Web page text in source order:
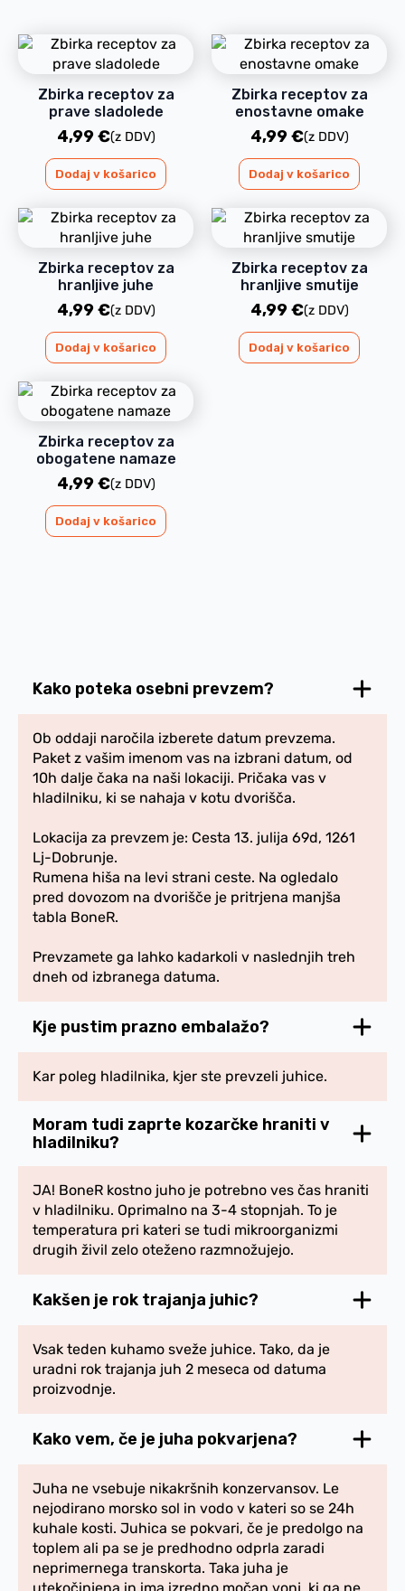
Zbirka receptov za
prave sladolede
4,99€(z DDV)
Dodaj v košarico
Zbirka receptov za
enostavne omake
4,99€(z DDV)
Dodaj v košarico
Zbirka receptov za
hranljive juhe
4,99€(z DDV)
Dodaj v košarico
Zbirka receptov za
hranljive smutije
4,99€(z DDV)
Dodaj v košarico
Zbirka receptov za
obogatene namaze
4,99€(z DDV)
Dodaj v košarico
Kako poteka osebni prevzem?
Ob oddaji naročila izberete datum prevzema.
Paket z vašim imenom vas na izbrani datum, od
10h dalje čaka na naši lokaciji. Pričaka vas v
hladilniku, ki se nahaja v kotu dvorišča.
Lokacija za prevzem je: Cesta 13. julija 69d, 1261
Lj-Dobrunje.
Rumena hiša na levi strani ceste. Na ogledalo
pred dovozom na dvorišče je pritrjena manjša
tabla BoneR.
Prevzamete ga lahko kadarkoli v naslednjih treh
dneh od izbranega datuma.
Kje pustim prazno embalažo?
Kar poleg hladilnika, kjer ste prevzeli juhice.
Moram tudi zaprte kozarčke hraniti v
hladilniku?
JA! BoneR kostno juho je potrebno ves čas hraniti
v hladilniku. Oprimalno na 3-4 stopnjah. To je
temperatura pri kateri se tudi mikroorganizmi
drugih živil zelo oteženo razmnožujejo.
Kakšen je rok trajanja juhic?
Vsak teden kuhamo sveže juhice. Tako, da je
uradni rok trajanja juh 2 meseca od datuma
proizvodnje.
Kako vem, če je juha pokvarjena?
Juha ne vsebuje nikakršnih konzervansov. Le
nejodirano morsko sol in vodo v kateri so se 24h
kuhale kosti. Juhica se pokvari, če je predolgo na
toplem ali pa se je predhodno odprla zaradi
neprimernega transkorta. Taka juha je
utekočinjena in ima izredno močan vonj, ki ga ne